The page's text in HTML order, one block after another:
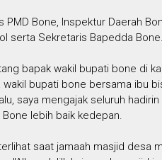
Bone, Inspektur Daerah
serta Sekretaris Bapedda Bone.
bapak wakil bupati bone di
bupati bone bersama ibu
saya mengajak seluruh
lebih baik kedepan.
saat jamaah masjid desa